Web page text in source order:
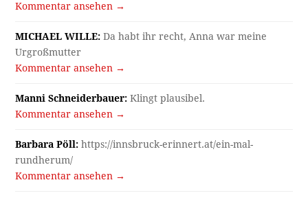
Kommentar ansehen →
MICHAEL WILLE: Da habt ihr recht, Anna war meine
Urgroßmutter
Kommentar ansehen →
Manni Schneiderbauer: Klingt plausibel.
Kommentar ansehen →
Barbara Pöll: https://innsbruck-erinnert.at/ein-mal-
rundherum/
Kommentar ansehen →